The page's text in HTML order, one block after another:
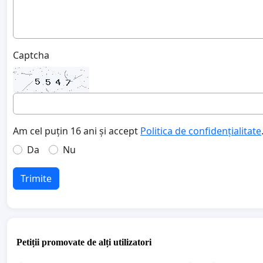
Captcha
Am cel puțin 16 ani și accept Politica de confidențialitate.
Da
Nu
Trimite
Petiții promovate de alți utilizatori